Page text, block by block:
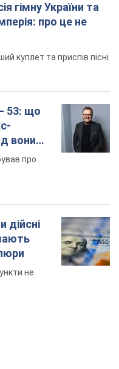
гімну України та
про це не
куплет та приспів пісні
53: що
вони
про
дійсні
не